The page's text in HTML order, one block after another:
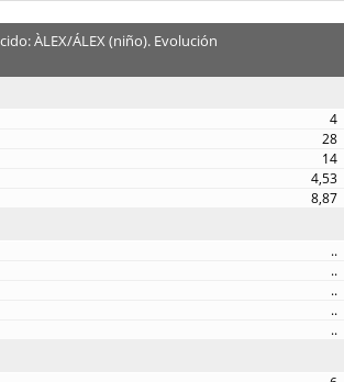
ÀLEX/ÁLEX (niño). Evolución
4
28
14
4,53
8,87
..
..
..
..
..